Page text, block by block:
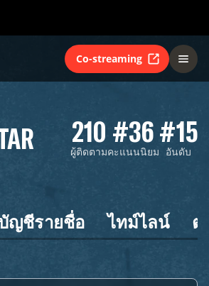
Co-streaming
210
ผู้ติดตาม
#36
คะแนนนิยม
#15
อันดับ
ญชีรายชื่อ ไทม์ไลน์ ต